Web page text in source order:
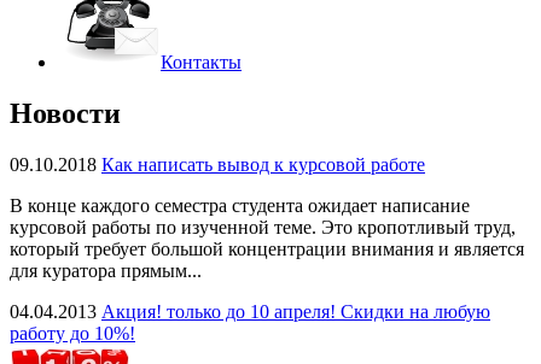
Контакты
Новости
09.10.2018 Как написать вывод к курсовой работе
В конце каждого семестра студента ожидает написание
курсовой работы по изученной теме. Это кропотливый труд,
который требует большой концентрации внимания и является
для куратора прямым...
04.04.2013 Акция! только до 10 апреля! Скидки на любую
работу до 10%!